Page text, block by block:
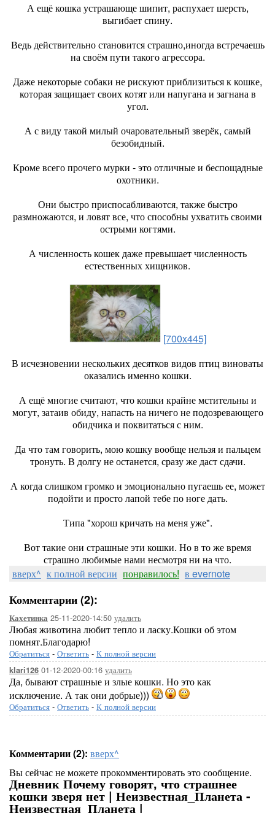
А ещё кошка устрашающе шипит, распухает шерсть,
выгибает спину.
Ведь действительно становится страшно,иногда встречаешь
на своём пути такого агрессора.
Даже некоторые собаки не рискуют приблизиться к кошке,
которая защищает своих котят или напугана и загнана в
угол.
А с виду такой милый очаровательный зверёк, самый
безобидный.
Кроме всего прочего мурки - это отличные и беспощадные
охотники.
Они быстро приспосабливаются, также быстро
размножаются, и ловят все, что способны ухватить своими
острыми когтями.
А численность кошек даже превышает численность
естественных хищников.
[700x445]
В исчезновении нескольких десятков видов птиц виноваты
оказались именно кошки.
А ещё многие считают, что кошки крайне мстительны и
могут, затаив обиду, напасть на ничего не подозревающего
обидчика и поквитаться с ним.
Да что там говорить, мою кошку вообще нельзя и пальцем
тронуть. В долгу не останется, сразу же даст сдачи.
А когда слишком громко и эмоционально пугаешь ее, может
подойти и просто лапой тебе по ноге дать.
Типа "хорош кричать на меня уже".
Вот такие они страшные эти кошки. Но в то же время
страшно любимые нами несмотря ни на что.
вверх^ к полной версии понравилось! в evernote
Комментарии (2):
Кахетинка 25-11-2020-14:50 удалить
Любая животина любит тепло и ласку.Кошки об этом
помнят.Благодарю!
Обратиться - Ответить - К полной версии
klari126 01-12-2020-00:16 удалить
Да, бывают страшные и злые кошки. Но это как
исключение. А так они добрые)))
Обратиться - Ответить - К полной версии
Комментарии (2): вверх^
Вы сейчас не можете прокомментировать это сообщение.
Дневник Почему говорят, что страшнее
кошки зверя нет | Неизвестная_Планета -
Неизвестная_Планета |